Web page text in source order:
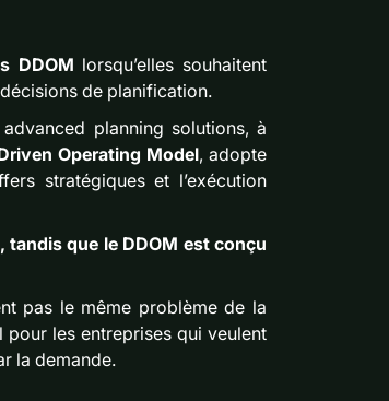
DDOM lorsqu’elles souhaitent
de planification.
planning solutions, à
Operating Model, adopte
stratégiques et l’exécution
tandis que le DDOM est conçu
pas le même problème de la
pour les entreprises qui veulent
la demande.